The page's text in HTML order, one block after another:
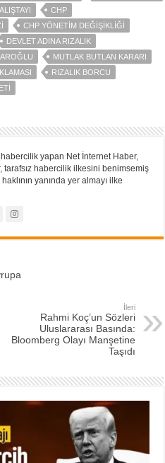
CHP
CHP YÖNETIM DEĞIŞIKLIĞI
DEVLET ADINA RIZALIK
MUTLAK BUTLAN KARARI
RIZALIK BORCU
yapan Net İnternet Haber,
tarafsız habercilik ilkesini benimsemiş
yanında yer almayı ilke
İleri
Rahmi Koç’un Sözleri
Uluslararası Basında:
Bloomberg Olayı Manşetine
Taşıdı